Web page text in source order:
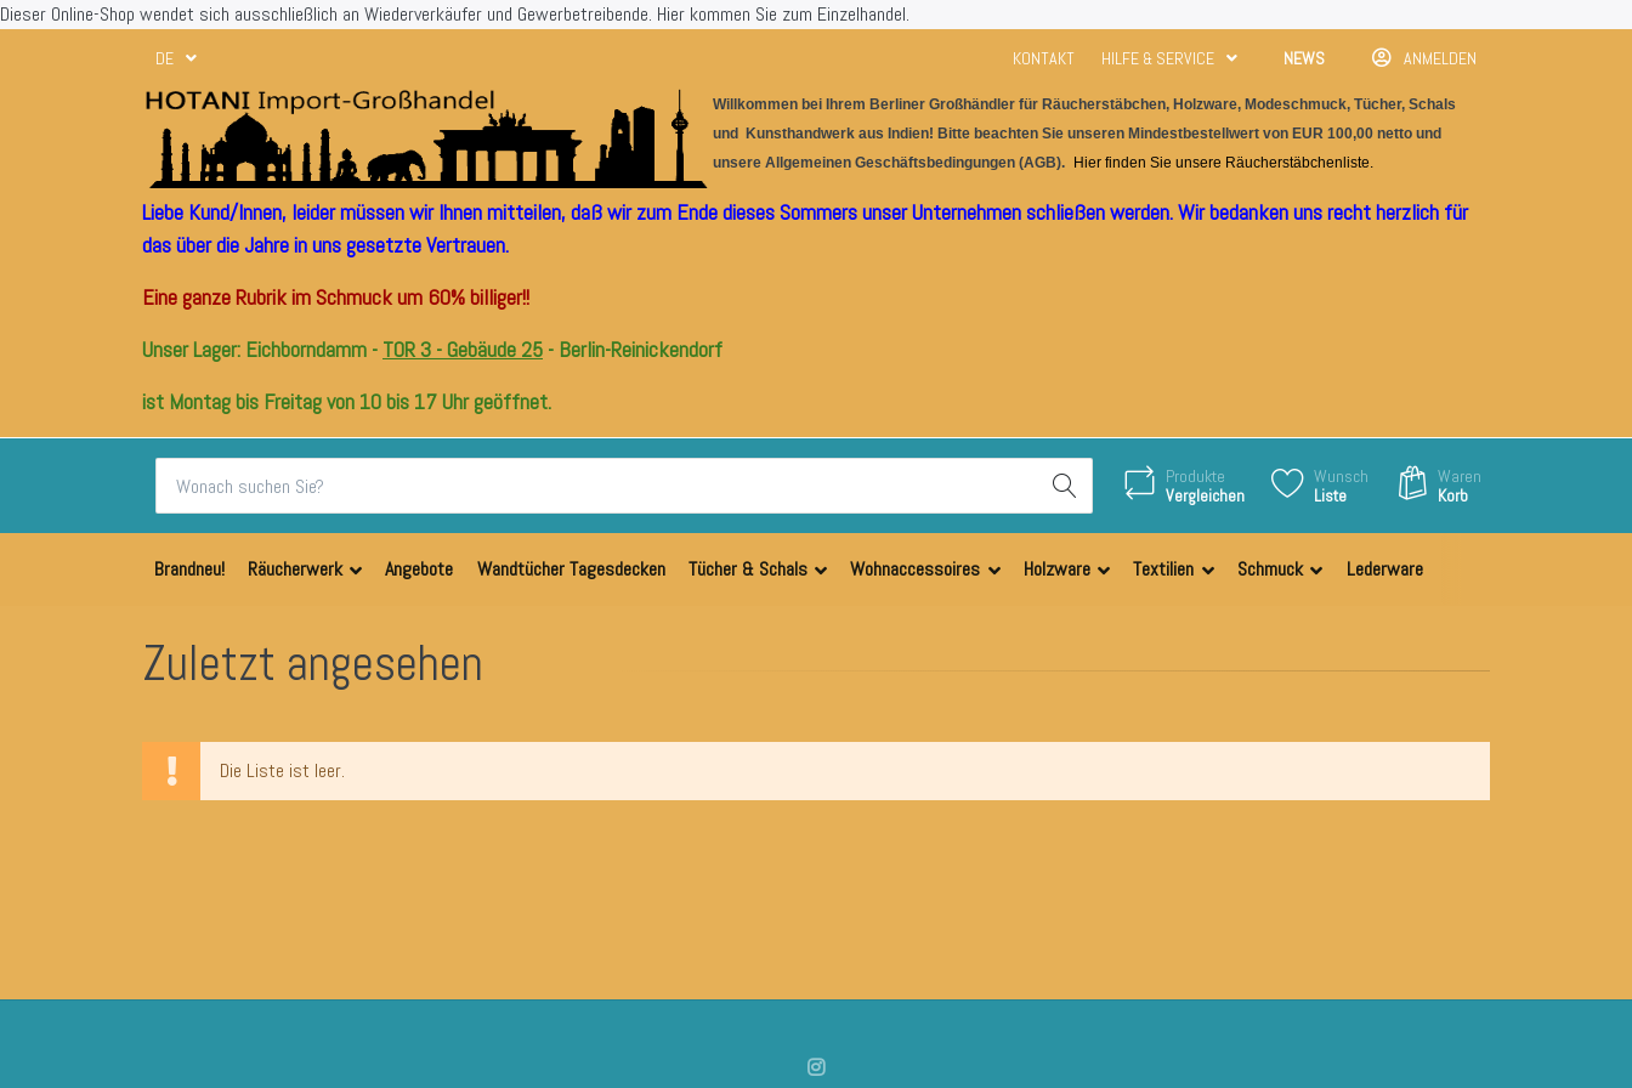
Dieser Online-Shop wendet sich ausschließlich an Wiederverkäufer und Gewerbetreibende. Hier kommen Sie zum Einzelhandel.
DE KONTAKT HILFE & SERVICE NEWS ANMELDEN
Willkommen bei Ihrem Berliner Großhändler für Räucherstäbchen, Holzware, Modeschmuck, Tücher, Schals
und Kunsthandwerk aus I ndien! Bitte beachten Sie unseren Mindestbestellwert von EUR 100,00 netto und
unsere Allgemeinen Geschäftsbedingungen (AGB). Hier finden Sie unsere Räucherstäbchenliste.
Liebe Kund/Innen, leider müssen wir Ihnen mitteilen, daß wir zum Ende dieses Sommers unser Unternehmen schließen werden. Wir bedanken uns recht herzlich für
das über die Jahre in uns gesetzte Vertrauen.
Eine ganze Rubrik im Schmuck um 60% billiger!!
Unser Lager: Eichborndamm - TOR 3 - Gebäude 25 - Berlin-Reinickendorf
ist Montag bis Freitag von 10 bis 17 Uhr geöffnet.
Produkte
Vergleichen
Wunsch
Liste
Waren
Korb
Brandneu! Räucherwerk Angebote Wandtücher Tagesdecken Tücher & Schals Wohnaccessoires Holzware Textilien Schmuck Lederware
Zuletzt angesehen
Die Liste ist leer.